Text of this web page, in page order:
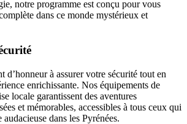
notre programme est conçu pour vous
dans ce monde mystérieux et
d’honneur à assurer votre sécurité tout en
enrichissante. Nos équipements de
locale garantissent des aventures
et mémorables, accessibles à tous ceux qui
dans les Pyrénées.